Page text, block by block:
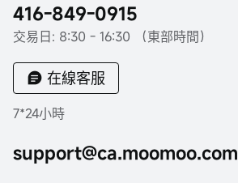
416-849-0915
交易日: 8:30 - 16:30 （東部時間）
在線客服
7*24小時
support@ca.moomoo.com